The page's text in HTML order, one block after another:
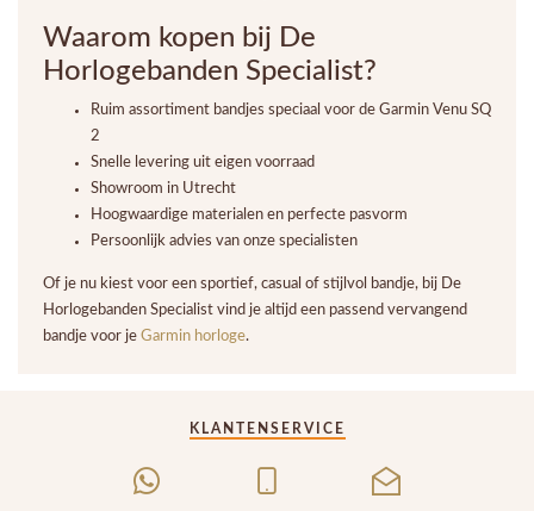
Waarom kopen bij De
Horlogebanden Specialist?
Ruim assortiment bandjes speciaal voor de Garmin Venu SQ
2
Snelle levering uit eigen voorraad
Showroom in Utrecht
Hoogwaardige materialen en perfecte pasvorm
Persoonlijk advies van onze specialisten
Of je nu kiest voor een sportief, casual of stijlvol bandje, bij De
Horlogebanden Specialist vind je altijd een passend vervangend
bandje voor je Garmin horloge.
KLANTENSERVICE